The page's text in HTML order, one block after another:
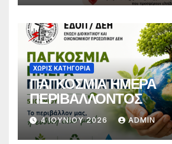
ΧΩΡΊΣ ΚΑΤΗΓΟΡΊΑ
ΠΑΓΚΟΣΜΙΑ ΗΜΕΡΑ
ΠΕΡΙΒΑΛΛΟΝΤΟΣ
4 ΙΟΥΝΊΟΥ 2026 ADMIN